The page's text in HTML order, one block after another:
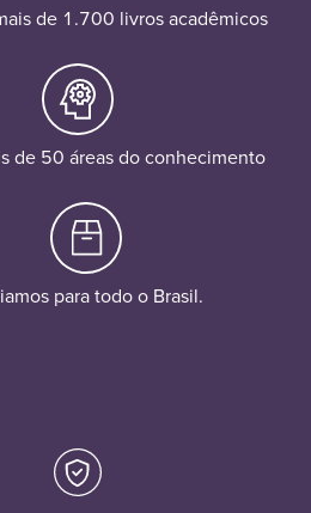
de 1.700 livros acadêmicos
de 50 áreas do conhecimento
para todo o Brasil.